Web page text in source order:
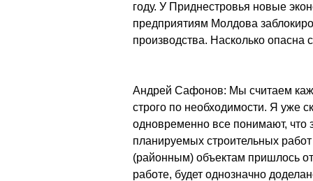
году. У Приднестровья новые
предприятиям Молдова
производства. Насколько опасна
Андрей Сафонов: Мы считаем
строго по необходимости. Я уже
одновременно все понимают, что
планируемых строительных
(районным) объектам пришлось
работе, будет однозначно